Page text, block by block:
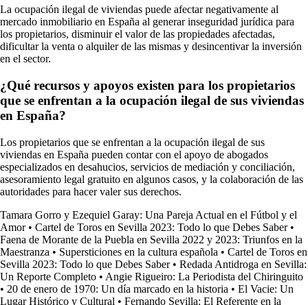
La ocupación ilegal de viviendas puede afectar negativamente al
mercado inmobiliario en España al generar inseguridad jurídica para
los propietarios, disminuir el valor de las propiedades afectadas,
dificultar la venta o alquiler de las mismas y desincentivar la inversión
en el sector.
¿Qué recursos y apoyos existen para los propietarios
que se enfrentan a la ocupación ilegal de sus viviendas
en España?
Los propietarios que se enfrentan a la ocupación ilegal de sus
viviendas en España pueden contar con el apoyo de abogados
especializados en desahucios, servicios de mediación y conciliación,
asesoramiento legal gratuito en algunos casos, y la colaboración de las
autoridades para hacer valer sus derechos.
Tamara Gorro y Ezequiel Garay: Una Pareja Actual en el Fútbol y el
Amor• Cartel de Toros en Sevilla 2023: Todo lo que Debes Saber•
Faena de Morante de la Puebla en Sevilla 2022 y 2023: Triunfos en la
Maestranza • Supersticiones en la cultura española • Cartel de Toros en
Sevilla 2023: Todo lo que Debes Saber• Redada Antidroga en Sevilla:
Un Reporte Completo • Angie Rigueiro: La Periodista del Chiringuito
• 20 de enero de 1970: Un día marcado en la historia • El Vacie: Un
Lugar Histórico y Cultural • Fernando Sevilla: El Referente en la